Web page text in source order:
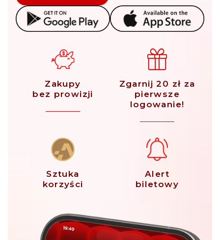
Zakupy
bez prowizji
Zgarnij 20 zł za
pierwsze
logowanie!
Sztuka
korzyści
Alert
biletowy